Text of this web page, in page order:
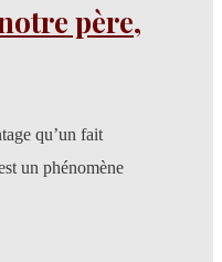
père,
qu’un fait
un phénomène